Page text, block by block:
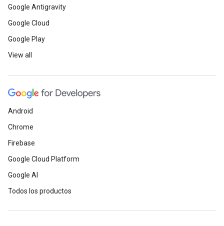
Google Antigravity
Google Cloud
Google Play
View all
Android
Chrome
Firebase
Google Cloud Platform
Google AI
Todos los productos